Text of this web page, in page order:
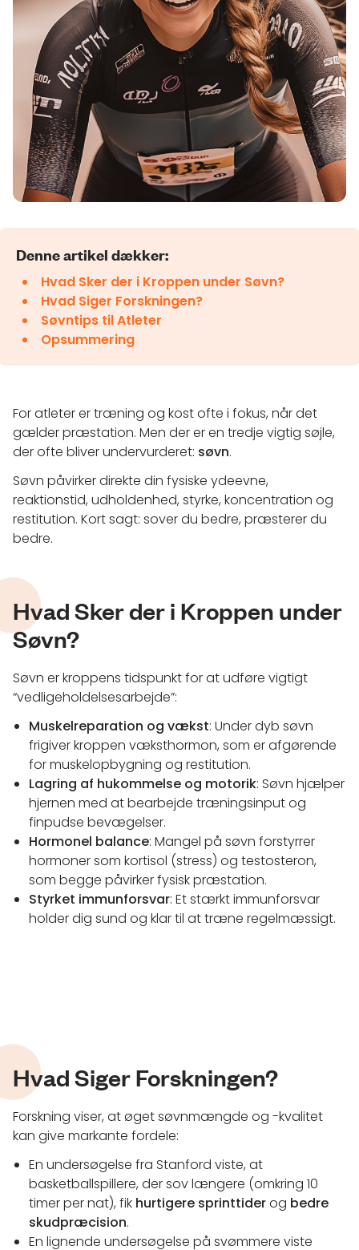
Denne artikel dækker:
Hvad Sker der i Kroppen under Søvn?
Hvad Siger Forskningen?
Søvntips til Atleter
Opsummering
For atleter er træning og kost ofte i fokus, når det
gælder præstation. Men der er en tredje vigtig søjle,
der ofte bliver undervurderet: søvn.
Søvn påvirker direkte din fysiske ydeevne,
reaktionstid, udholdenhed, styrke, koncentration og
restitution. Kort sagt: sover du bedre, præsterer du
bedre.
Hvad Sker der i Kroppen under
Søvn?
Søvn er kroppens tidspunkt for at udføre vigtigt
“vedligeholdelsesarbejde”:
Muskelreparation og vækst: Under dyb søvn
frigiver kroppen væksthormon, som er afgørende
for muskelopbygning og restitution.
Lagring af hukommelse og motorik: Søvn hjælper
hjernen med at bearbejde træningsinput og
finpudse bevægelser.
Hormonel balance: Mangel på søvn forstyrrer
hormoner som kortisol (stress) og testosteron,
som begge påvirker fysisk præstation.
Styrket immunforsvar: Et stærkt immunforsvar
holder dig sund og klar til at træne regelmæssigt.
Hvad Siger Forskningen?
Forskning viser, at øget søvnmængde og -kvalitet
kan give markante fordele:
En undersøgelse fra Stanford viste, at
basketballspillere, der sov længere (omkring 10
timer per nat), fik hurtigere sprinttiderog bedre
skudpræcision.
En lignende undersøgelse på svømmere viste